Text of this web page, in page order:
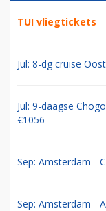
TUI vliegtickets
Jul: 8-dg cruise
Jul: 9-daagse
€1056
Sep: Amsterdam -
Sep: Amsterdam -